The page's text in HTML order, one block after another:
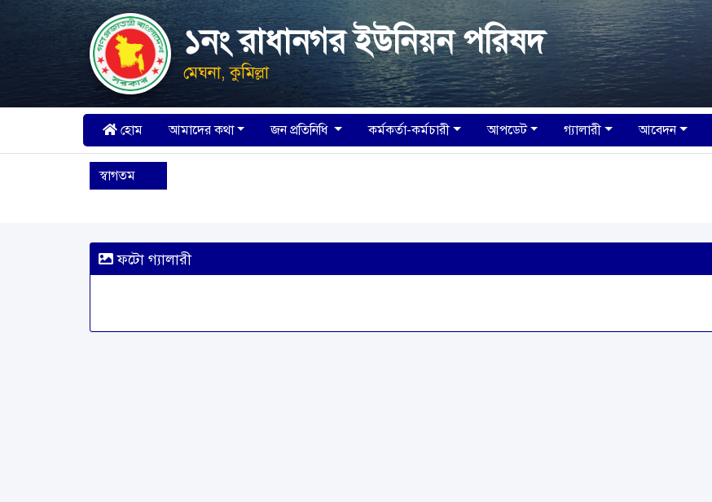
১নং রাধানগর ইউনিয়ন পরিষদ
মেঘনা, কুমিল্লা
হোম আমাদের কথা জন প্রতিনিধি কর্মকর্তা-কর্মচারী আপডেট গ্যালারী আবেদন
স্বাগতম
ফটো গ্যালারী